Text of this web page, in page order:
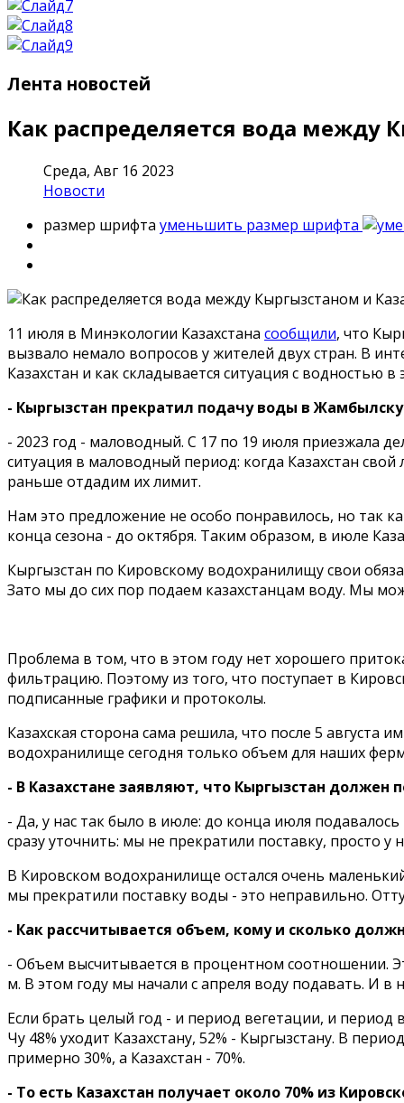
Лента новостей
Как распределяется вода между
Среда, Авг 16 2023
Новости
размер шрифта уменьшить размер шрифта
11 июля в Минэкологии Казахстана сообщили, что
вызвало немало вопросов у жителей двух стран. В
Казахстан и как складывается ситуация с водностью в
- Кыргызстан прекратил подачу воды в
- 2023 год - маловодный. С 17 по 19 июля приезжала
ситуация в маловодный период: когда Казахстан свой
раньше отдадим их лимит.
Нам это предложение не особо понравилось, но так
конца сезона - до октября. Таким образом, в июле
Кыргызстан по Кировскому водохранилищу свои
Зато мы до сих пор подаем казахстанцам воду. Мы
Проблема в том, что в этом году нет хорошего
фильтрацию. Поэтому из того, что поступает в
подписанные графики и протоколы.
Казахская сторона сама решила, что после 5
водохранилище сегодня только объем для наших
- В Казахстане заявляют, что Кыргызстан должен
- Да, у нас так было в июле: до конца июля
сразу уточнить: мы не прекратили поставку, просто
В Кировском водохранилище остался очень
мы прекратили поставку воды - это неправильно.
- Как рассчитывается объем, кому и сколько
- Объем высчитывается в процентном соотношении.
м. В этом году мы начали с апреля воду подавать. И в
Если брать целый год - и период вегетации, и
Чу 48% уходит Казахстану, 52% - Кыргызстану. В
примерно 30%, а Казахстан - 70%.
- То есть Казахстан получает около 70% из